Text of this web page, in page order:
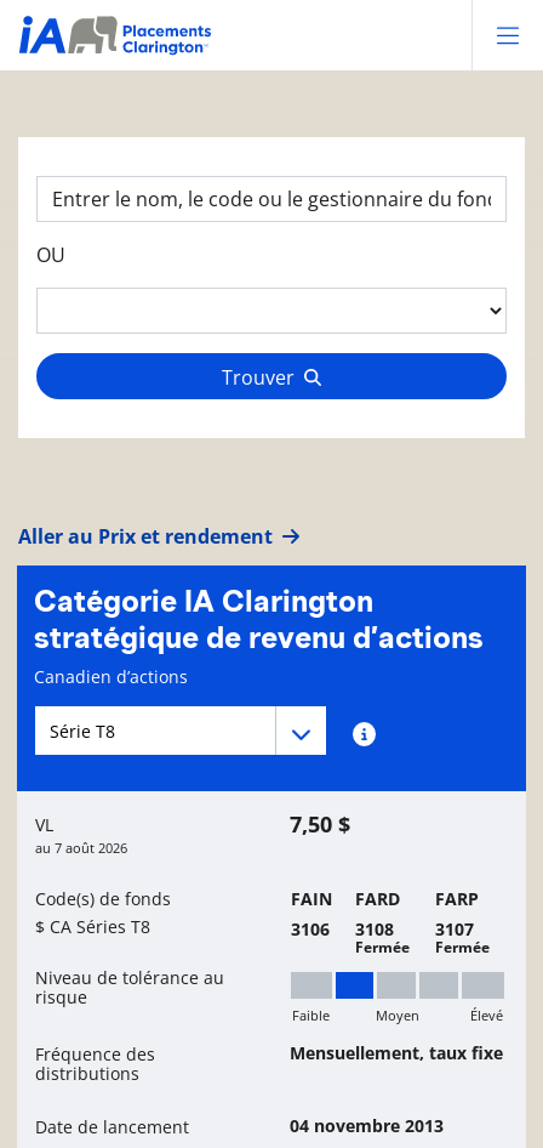
OU
Trouver
Aller au Prix et rendement
Catégorie IA Clarington
stratégique de revenu d’actions
Page d'informations sur le fonds
Canadien d’actions
Menu déroulant des séries du Fonds
Menu déroulant des séries du Fonds
VL
au 7 août 2026
7,50 $
Code(s) de fonds
$ CA Séries T8
FAIN FARD
FARP
3106
3108
Fermée
3107
Fermée
Niveau de tolérance au
risque
Faible à moyen
Faible Moyen Élevé
Fréquence des
distributions
Mensuellement, taux fixe
Date de lancement 04 novembre 2013